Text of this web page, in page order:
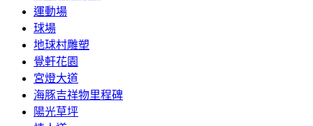
運動場
球場
地球村雕塑
覺軒花園
宮燈大道
海豚吉祥物里程碑
陽光草坪